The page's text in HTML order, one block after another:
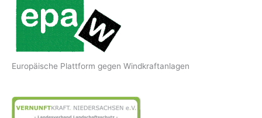
Europäische Plattform gegen Windkraftanlagen